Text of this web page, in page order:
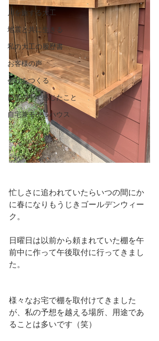
川を旅する大工
地震と共に生きる
私の大工の履歴書
お客様の声
会社をつくる
日常の中で感じたこと
自宅兼モデルハウス
忙しさに追われていたらいつの間にか
に春になりもうじきゴールデンウィー
ク。
日曜日は以前から頼まれていた棚を午
前中に作って午後取付に行ってきまし
た。
様々なお宅で棚を取付けてきました
が、私の予想を越える場所、用途であ
ることは多いです（笑）